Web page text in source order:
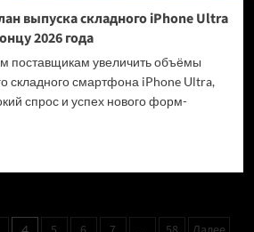
выпуска складного iPhone Ultra
2026 года
поставщикам увеличить объёмы
складного смартфона iPhone Ultra,
спрос и успех нового форм-